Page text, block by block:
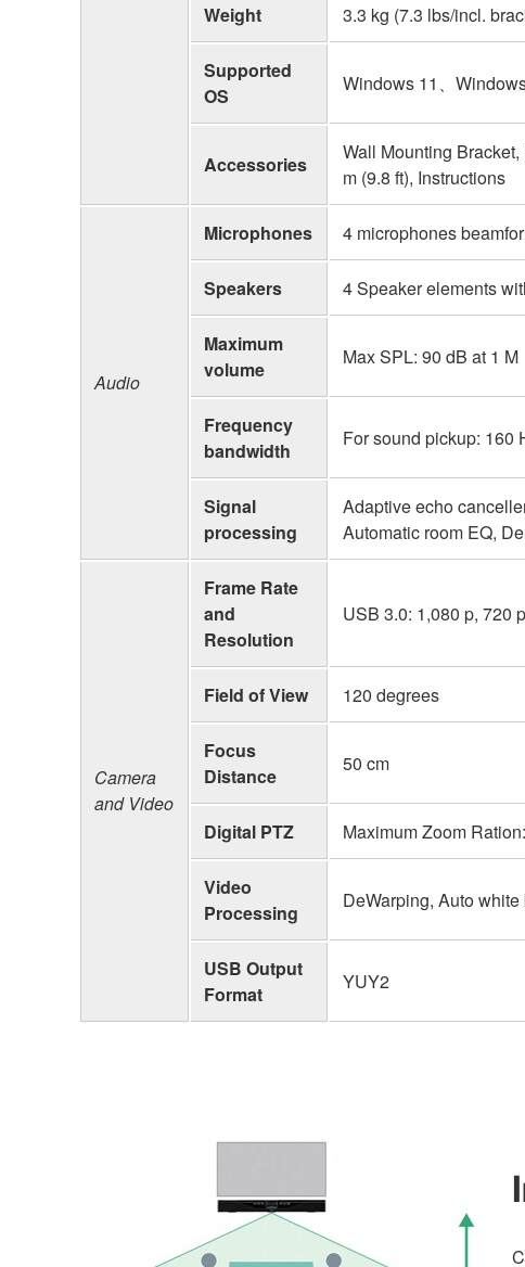
Weight 3.3 kg (7.3 lbs/incl.
Supported
OS
Windows 11、
Accessories
Wall Mounting
m (9.8 ft), Instructions
Audio
Microphones 4 microphones
Speakers 4 Speaker elements
Maximum
volume
Max SPL: 90 dB at 1 M
Frequency
bandwidth
For sound pickup: 160
Signal
processing
Adaptive echo
Automatic room EQ,
Camera
and Video
Frame Rate
and
Resolution
USB 3.0: 1,080 p, 720
Field of View 120 degrees
Focus
Distance
50 cm
Digital PTZ Maximum Zoom
Video
Processing
DeWarping, Auto
USB Output
Format
YUY2